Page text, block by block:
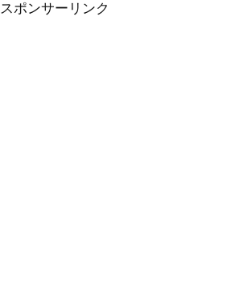
スポンサーリンク